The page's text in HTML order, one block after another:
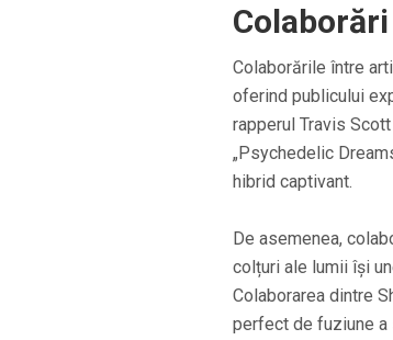
Colaborările între
oferind publicului
rapperul Travis
„Psychedelic
hibrid captivant.
De asemenea,
colțuri ale lumii își
Colaborarea dintre
perfect de fuziune a